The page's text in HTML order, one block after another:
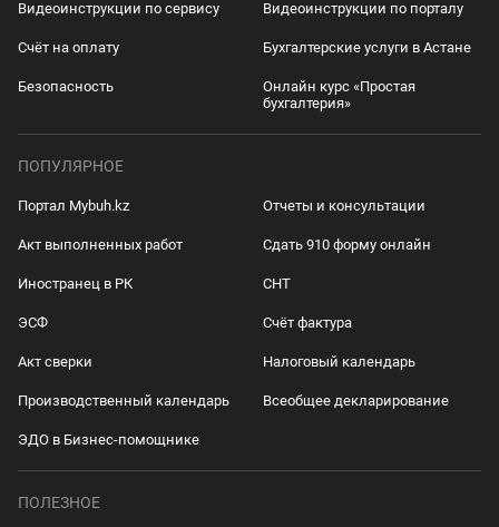
Видеоинструкции по сервису Видеоинструкции по порталу
Счёт на оплату Бухгалтерские услуги в Астане
Безопасность
Онлайн курс «Простая
бухгалтерия»
ПОПУЛЯРНОЕ
Портал Mybuh.kz Отчеты и консультации
Акт выполненных работ Сдать 910 форму онлайн
Иностранец в РК СНТ
ЭСФ Счёт фактура
Акт сверки Налоговый календарь
Производственный календарь Всеобщее декларирование
ЭДО в Бизнес-помощнике
ПОЛЕЗНОЕ